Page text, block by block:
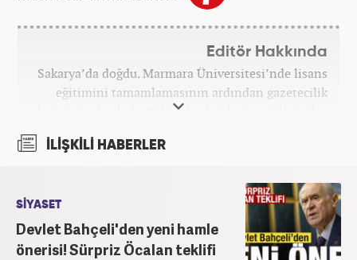
Editör Hakkında
Sakarya’da doğdu. Marmara Üniversitesi’nde lisans
eğitimini tamamlamasının ardından gazetecilik
kariyerine başladı. 2016 yılından beri çeşitli medya
itibaren Haber7’de ‘gündem editörü’ olarak
İLİŞKİLİ HABERLER
SİYASET
Devlet Bahçeli'den yeni hamle
önerisi! Sürpriz Öcalan teklifi